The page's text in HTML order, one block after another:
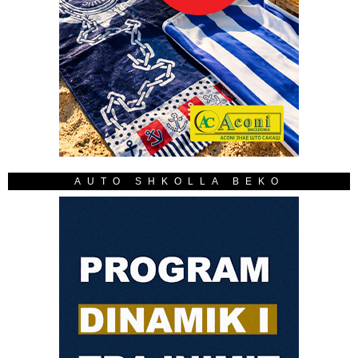
AUTO SHKOLLA BEKO